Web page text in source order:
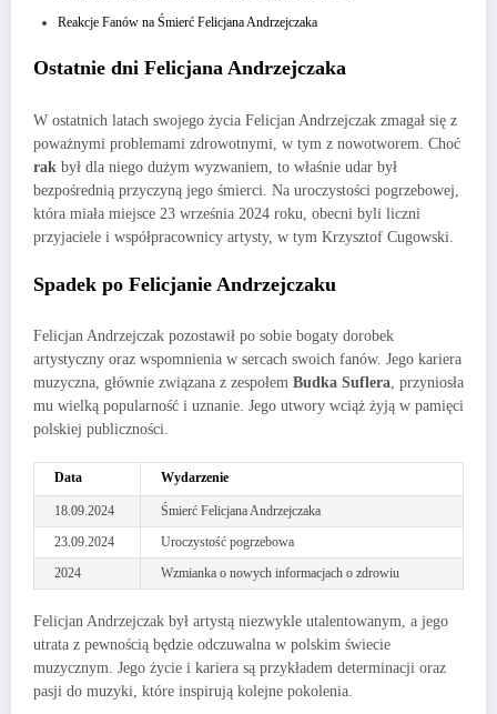
Reakcje Fanów na Śmierć Felicjana Andrzejczaka
Ostatnie dni Felicjana Andrzejczaka
W ostatnich latach swojego życia Felicjan Andrzejczak zmagał się z
poważnymi problemami zdrowotnymi, w tym z nowotworem. Choć
rak był dla niego dużym wyzwaniem, to właśnie udar był
bezpośrednią przyczyną jego śmierci. Na uroczystości pogrzebowej,
która miała miejsce 23 września 2024 roku, obecni byli liczni
przyjaciele i współpracownicy artysty, w tym Krzysztof Cugowski.
Spadek po Felicjanie Andrzejczaku
Felicjan Andrzejczak pozostawił po sobie bogaty dorobek
artystyczny oraz wspomnienia w sercach swoich fanów. Jego kariera
muzyczna, głównie związana z zespołem Budka Suflera, przyniosła
mu wielką popularność i uznanie. Jego utwory wciąż żyją w pamięci
polskiej publiczności.
Data Wydarzenie
18.09.2024
Śmierć Felicjana Andrzejczaka
23.09.2024
Uroczystość pogrzebowa
2024
Wzmianka o nowych informacjach o zdrowiu
Felicjan Andrzejczak był artystą niezwykle utalentowanym, a jego
utrata z pewnością będzie odczuwalna w polskim świecie
muzycznym. Jego życie i kariera są przykładem determinacji oraz
pasji do muzyki, które inspirują kolejne pokolenia.